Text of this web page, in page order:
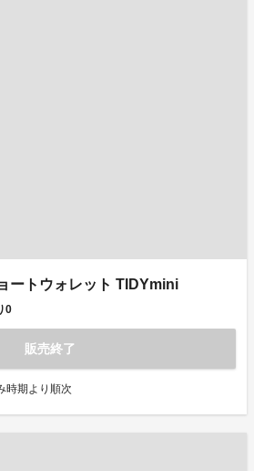
ートウォレット TIDYmini
0
販売終了
時期より順次